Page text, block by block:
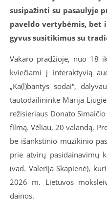
susipažinti su pasaulyje
paveldo vertybėmis, bet
gyvus susitikimus su
Vakaro pradžioje, nuo 18
kviečiami į interaktyvią
„Ka(l)bantys sodai“,
tautodailininke Marija
režisieriaus Donato
filmą. Vėliau, 20 valandą,
be išankstinio muzikinio
prie atvirų pasidainavimų
(vad. Valerija Skapienė),
2026 m. Lietuvos
dainos.